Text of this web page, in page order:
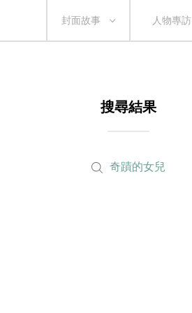
封面故事 人物專訪
搜尋結果
奇蹟的女兒